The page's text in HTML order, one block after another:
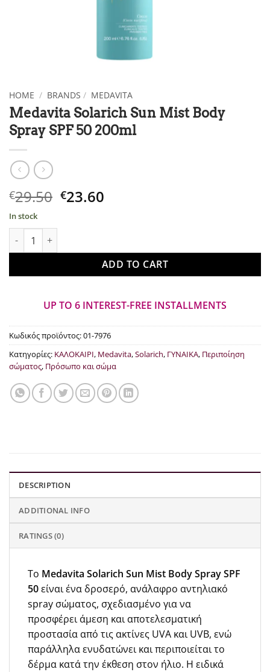
HOME / BRANDS / MEDAVITA
Medavita Solarich Sun Mist Body
Spray SPF 50 200ml
€29.50 Original
€23.60
€23.60.
In stock
Medavita Solarich Sun Mist Body Spray SPF 50 200ml ποσότητα
ADD TO CART
UP TO 6 INTEREST-FREE INSTALLMENTS
Κωδικός προϊόντος:01-7976
Κατηγορίες: ΚΑΛΟΚΑΙΡΙ, Medavita,Solarich, ΓΥΝΑΙΚΑ, Περιποίηση
σώματος, Πρόσωπο και σώμα
DESCRIPTION
ADDITIONAL INFO
RATINGS (0)
Το Medavita Solarich Sun Mist Body Spray SPF
50είναι ένα δροσερό, ανάλαφρο αντηλιακό
spray σώματος, σχεδιασμένο για να
προσφέρει άμεση και αποτελεσματική
προστασία από τις ακτίνες UVA και UVB, ενώ
παράλληλα ενυδατώνει και περιποιείται το
δέρμα κατά την έκθεση στον ήλιο. Η ειδικά